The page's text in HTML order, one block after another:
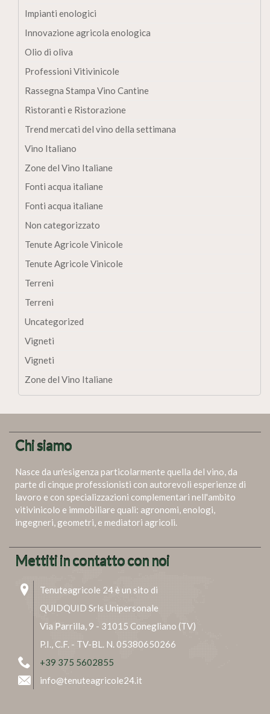
Impianti enologici
Innovazione agricola enologica
Olio di oliva
Professioni Vitivinicole
Rassegna Stampa Vino Cantine
Ristoranti e Ristorazione
Trend mercati del vino della settimana
Vino Italiano
Zone del Vino Italiane
Fonti acqua italiane
Fonti acqua italiane
Non categorizzato
Tenute Agricole Vinicole
Tenute Agricole Vinicole
Terreni
Terreni
Uncategorized
Vigneti
Vigneti
Zone del Vino Italiane
Chi siamo
Nasce da un'esigenza particolarmente quella del vino, da
parte di cinque professionisti con autorevoli esperienze di
lavoro e con specializzazioni complementari nell'ambito
vitivinicolo e immobiliare quali: agronomi, enologi,
ingegneri, geometri, e mediatori agricoli.
Mettiti in contatto con noi
Tenuteagricole 24 è un sito di
QUIDQUID Srls Unipersonale
Via Parrilla, 9 - 31015 Conegliano (TV)
P.I., C.F. - TV-BL. N. 05380650266
+39 375 5602855
info@tenuteagricole24.it